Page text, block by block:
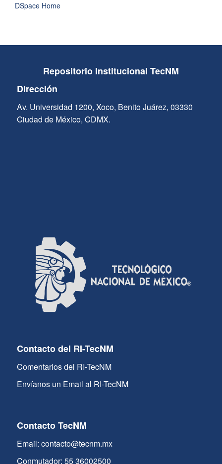
DSpace Home
Repositorio Institucional TecNM
Dirección
Av. Universidad 1200, Xoco, Benito Juárez, 03330
Ciudad de México, CDMX.
Contacto del RI-TecNM
Comentarios del RI-TecNM
Envíanos un Email al RI-TecNM
Contacto TecNM
Email: contacto@tecnm.mx
Conmutador: 55 36002500